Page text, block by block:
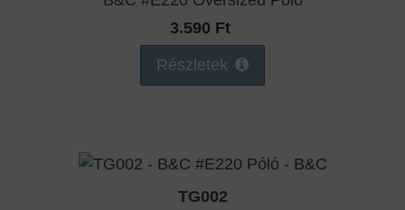
3.590 Ft
Részletek
TG002